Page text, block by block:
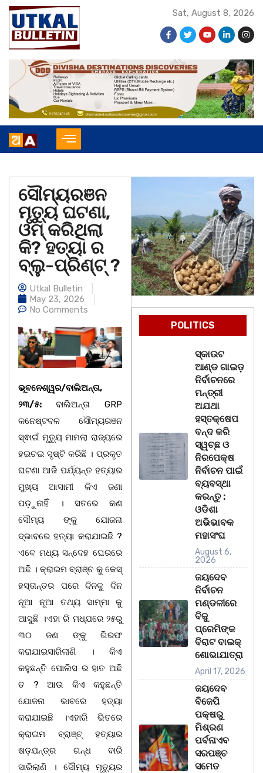
Sat, August 8, 2026
ସୌମ୍ୟରଞନ
ମୃତ୍ୟୁ ଘଟଣା,
ଓମ୍ କରିଥିଲା
କି? ହତ୍ୟା ର
ବ୍ଲୁ-ପ୍ରିଣ୍ଟ୍ ?
Utkal Bulletin
May 23, 2026
No Comments
ଭୂବନେଶ୍ୱର/ବାଲିଅନ୍ତା,
୨୩/୫: ବାଲିଅନ୍ତା GRP
କନେଷ୍ଟବଳ ସୌମ୍ୟରଞନ
ସ୍ଵାଇଁ ମୃତ୍ୟୁ ମାମଲା ରାଜ୍ୟରେ
ହଇଚଇ ସୃଷ୍ଟି କରିଛି । ପ୍ରକୃତ
ଘଟଣା ଆଜି ପର୍ଯ୍ୟନ୍ତ ହତ୍ୟାର
ମୁଖ୍ୟ ଆସାମୀ କିଏ ଜଣା
ପଡ଼ୁନାହିଁ । ସତରେ କଣ
ସୌମ୍ୟ ଙ୍କୁ ଯୋଜନା
ଦ୍ଭାବରେ ହତ୍ୟା କରାଯାଇଛି ?
ଏବେ ମଧ୍ୟ ସନ୍ଦେହ ଘେରରେ
ଅଛି । କ୍ରାଇମ ବ୍ରାଞ୍ଚ କୁ କେସ୍‌
ହସ୍ତାନ୍ତର ପରେ ଦିନକୁ ଦିନ
ନୂଆ ନୂଆ ତଥ୍ୟ ସାମ୍ମା କୁ
ଆସୁଛି ।ଏହା ରି ମଧ୍ଯରେ ୨୫ରୁ
୩୦ ଜଣ ଙ୍କୁ ଗିରଫ
କରାଯାଇସାରିଲାଣି । କିଏ
କହୁଛନ୍ତି ପୋଲିସ ର ହାତ ଅଛି
ତ ? ଆଉ କିଏ କହୁଛନ୍ତି
ଯୋଜନା ଭାବରେ ହତ୍ୟା
କରାଯାଇଛି ।ଏହାରି ଭିତରେ
କ୍ରାଇମ ବ୍ରାଞ୍ଚ୍ ହତ୍ୟାର
ଷଡ଼ଯନ୍ତ୍ର ଗନ୍ଧ ବାରି
ସାରିଲାଣି । ସୌମ୍ୟ ମୃତ୍ୟୁର
POLITICS
ସ୍କାଉଟ
ଆଣ୍ଡ ଗାଇଡ଼
ନିର୍ବାଚନରେ
ମନ୍ତ୍ରୀ
ଅଯଥା
ହସ୍ତକ୍ଷେପ
ବନ୍ଦ କରି
ସ୍ୱଚ୍ଛ ଓ
ନିରପେକ୍ଷ
ନିର୍ବାଚନ ପାଇଁ
ବ୍ୟବସ୍ଥା
କରନ୍ତୁ :
ଓଡିଶା
ଅଭିଭାବକ
ମହାସଂଘ
August 6,
2026
ଜୟଦେବ
ନିର୍ବାଚନ
ମଣ୍ଡଳୀରେ
ବିଜୁ
ପ୍ରେମିଙ୍କ
ବିରାଟ ବାଇକ୍
ଶୋଭାଯାତ୍ରା
April 17, 2026
ଜୟଦେବ
ବିଜେପି
ପକ୍ଷରୁ
ମିଶ୍ରଣ
ପର୍ବନାଏବ
ସରପଞ୍ଚ
ସମେତ